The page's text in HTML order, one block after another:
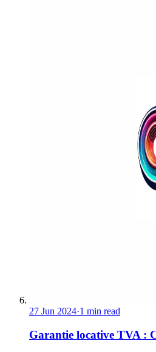
27 Jun 2024·1 min read
Garantie locative TVA :